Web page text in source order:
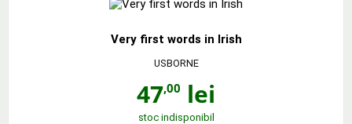
Very first words in Irish
USBORNE
47,00 lei
stoc indisponibil